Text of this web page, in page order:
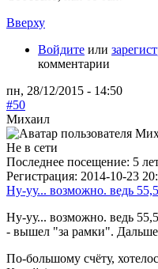
Вверху
Войдите или
комментарии
пн, 28/12/2015 - 14:50
#50
Михаил
Не в сети
Последнее посещение: 5
Регистрация: 2014-10-23
Ну-уу... возможно. ведь 55,5
Ну-уу... возможно. ведь
- вышел "за рамки". Дальше
По-большому счёту,